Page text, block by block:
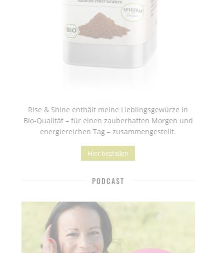
Rise & Shine enthält meine Lieblingsgewürze in
Bio-Qualität – für einen zauberhaften Morgen und
energiereichen Tag – zusammengestellt.
Hier bestellen
PODCAST